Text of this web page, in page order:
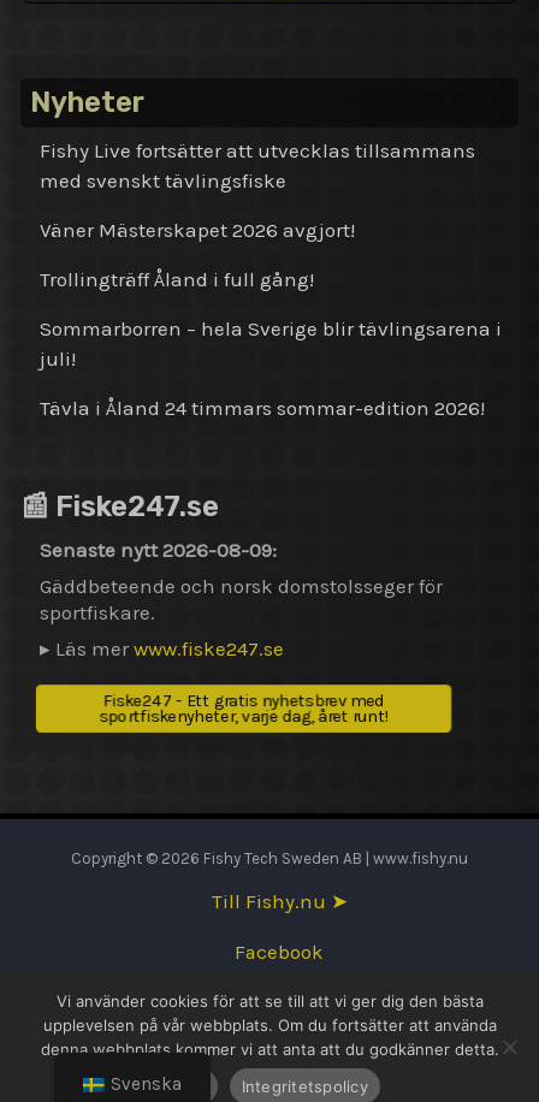
Nyheter
Fishy Live fortsätter att utvecklas tillsammans
med svenskt tävlingsfiske
Väner Mästerskapet 2026 avgjort!
Trollingträff Åland i full gång!
Sommarborren – hela Sverige blir tävlingsarena i
juli!
Tävla i Åland 24 timmars sommar-edition 2026!
📰 Fiske247.se
Senaste nytt 2026-08-09:
Gäddbeteende och norsk domstolsseger för
sportfiskare.
▸ Läs merwww.fiske247.se
Fiske247 - Ett gratis nyhetsbrev med
sportfiskenyheter, varje dag, året runt!
Copyright © 2026 Fishy Tech Sweden AB | www.fishy.nu
Till Fishy.nu ➤
Facebook
English
Svenska
Svenska
Vi använder cookies för att se till att vi ger dig den bästa
upplevelsen på vår webbplats. Om du fortsätter att använda
denna webbplats kommer vi att anta att du godkänner detta.
Integritetspolicy